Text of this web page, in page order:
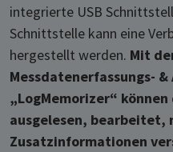
integrierte USB
Schnittstelle kann eine
hergestellt werden. Mit
Messdatenerfassungs-
„LogMemorizer“
ausgelesen, bearbeitet,
Zusatzinformationen